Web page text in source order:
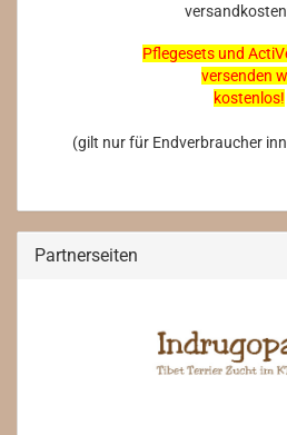
Pflegesets und
versenden
kostenlos!
(gilt nur für Endverbraucher
Partnerseiten